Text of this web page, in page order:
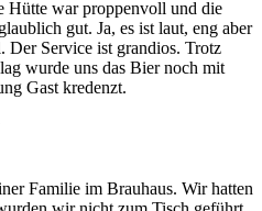
war proppenvoll und die
gut. Ja, es ist laut, eng aber
Service ist grandios. Trotz
wurde uns das Bier noch mit
Gast kredenzt.
Familie im Brauhaus. Wir hatten